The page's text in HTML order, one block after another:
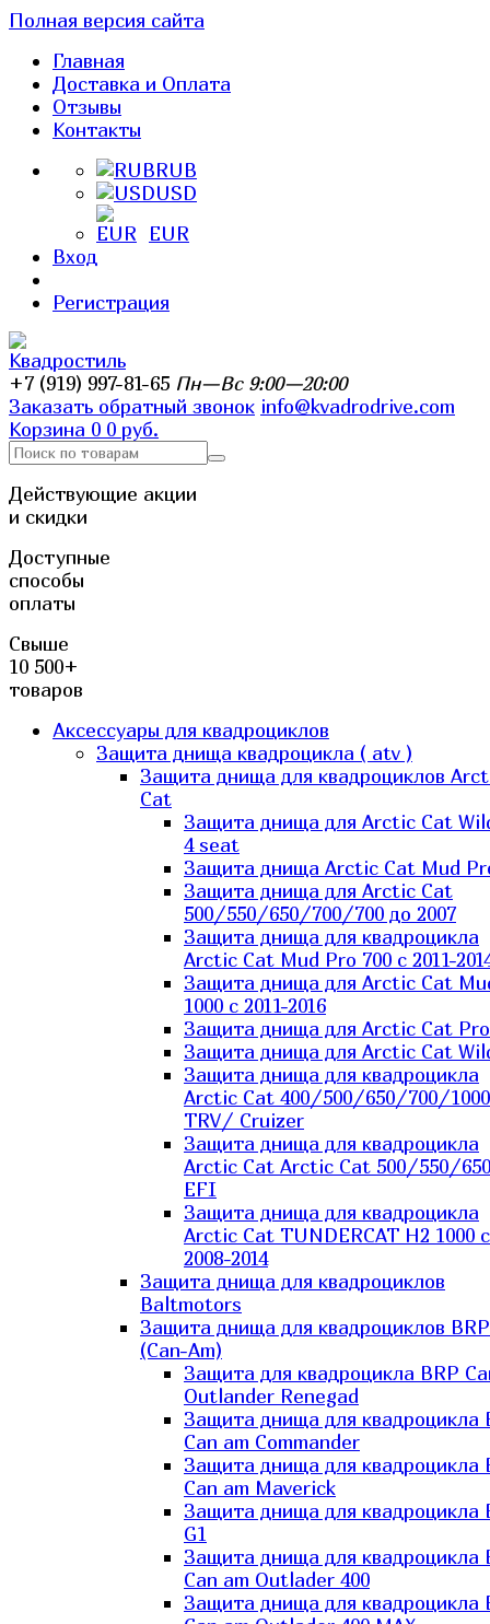
Полная версия сайта
Главная
Доставка и Оплата
Отзывы
Контакты
RUB
USD
EUR
Вход
Регистрация
+7 (919) 997-81-65 Пн—Вс 9:00—20:00
Заказать обратный звонок info@kvadrodrive.com
Корзина 0 0 руб.
Действующие акции
и скидки
Доступные
способы
оплаты
Свыше
10 500+
товаров
Аксессуары для квадроциклов
Защита днища квадроцикла ( atv )
Защита днища для квадроциклов
Cat
Защита днища для Arctic Cat
4 seat
Защита днища Arctic Cat Mud
Защита днища для Arctic Cat
500/550/650/700/700 до 2007
Защита днища для квадроцикла
Arctic Cat Mud Pro 700 с 2011-
Защита днища для Arctic Cat
1000 c 2011-2016
Защита днища для Arctic Cat
Защита днища для Arctic Cat
Защита днища для квадроцикла
Arctic Cat 400/500/650/700/1000
TRV/ Cruizer
Защита днища для квадроцикла
Arctic Cat Arctic Cat 500/550/
EFI
Защита днища для квадроцикла
Arctic Cat TUNDERCAT H2 1000 c
2008-2014
Защита днища для квадроциклов
Baltmotors
Защита днища для квадроциклов BRP
(Can-Am)
Защита для квадроцикла BRP
Outlander Renegad
Защита днища для квадроцикла
Can am Commander
Защита днища для квадроцикла
Can am Maverick
Защита днища для квадроцикла
G1
Защита днища для квадроцикла
Can am Outlader 400
Защита днища для квадроцикла